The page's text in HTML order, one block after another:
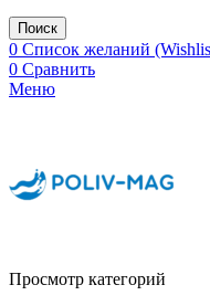
Поиск
0 Список желаний
0 Сравнить
Меню
Просмотр категорий